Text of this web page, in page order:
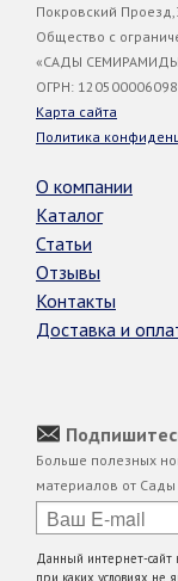
Покровский
Общество с
«САДЫ
ОГРН:
Карта сайта
Политика
О компании
Каталог
Статьи
Отзывы
Контакты
Доставка и
Больше полезных
материалов от
Данный интернет-сайт